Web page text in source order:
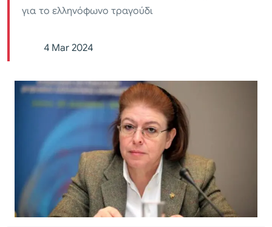
για το ελληνόφωνο τραγούδι
4 Mar 2024